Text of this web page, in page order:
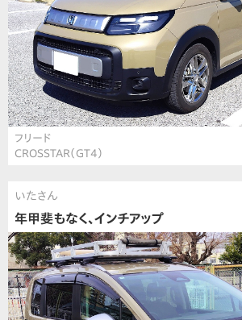
フリード
CROSSTAR（GT4）
いたさん
年甲斐もなく、インチアップ